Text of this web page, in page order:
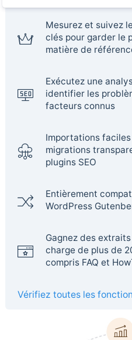
Mesurez et suivez
clés pour garder le
matière de
Exécutez une
identifier les
facteurs connus
Importations
migrations
plugins SEO
Entièrement
WordPress
Gagnez des
charge de plus de
compris FAQ et
Vérifiez toutes les